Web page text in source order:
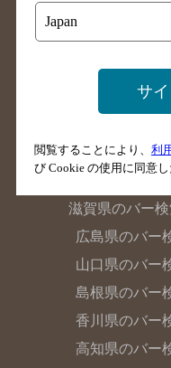
埼玉県のバー
静岡県のバー
岐阜県のバー
大阪府のバー
滋賀県のバー検
広島県のバー
山口県のバー
島根県のバー
香川県のバー
高知県のバー
サ
閲覧することにより、 利
び Cookie の使用に同意し